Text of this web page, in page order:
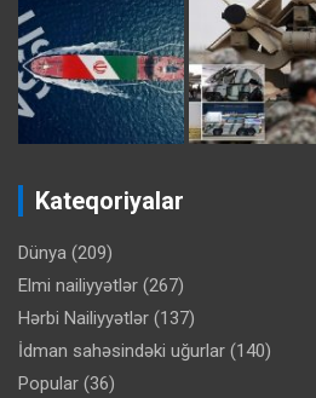
Kateqoriyalar
Dünya (209)
Elmi nailiyyətlər (267)
Hərbi Nailiyyətlər (137)
İdman sahəsindəki uğurlar (140)
Popular (36)